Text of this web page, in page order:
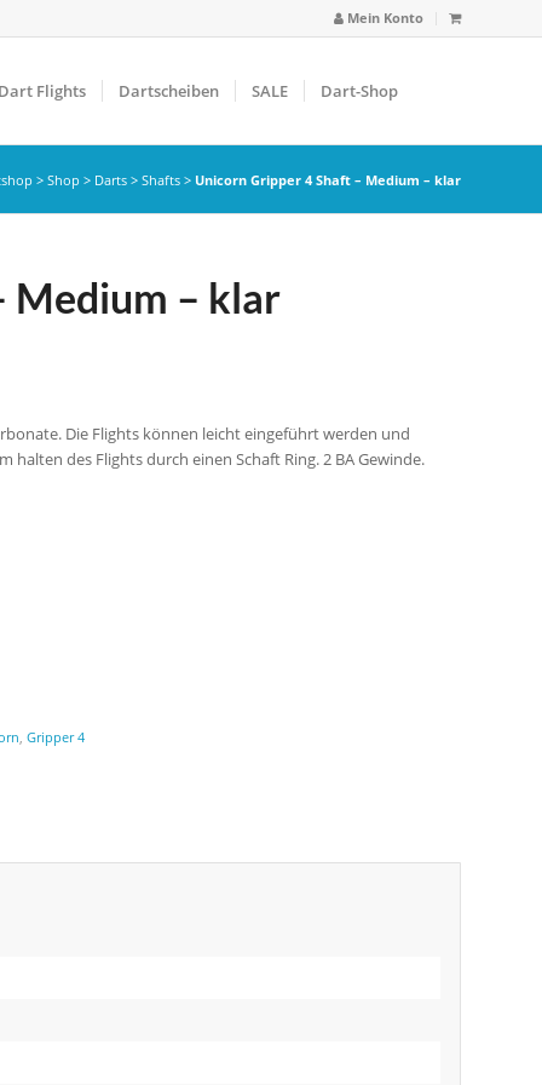
Mein Konto
Flights Dartscheiben SALE Dart-Shop
> Shop > Darts > Shafts > Unicorn Gripper 4 Shaft – Medium – klar
Medium – klar
Die Flights können leicht eingeführt werden und
des Flights durch einen Schaft Ring. 2 BA Gewinde.
,Gripper 4